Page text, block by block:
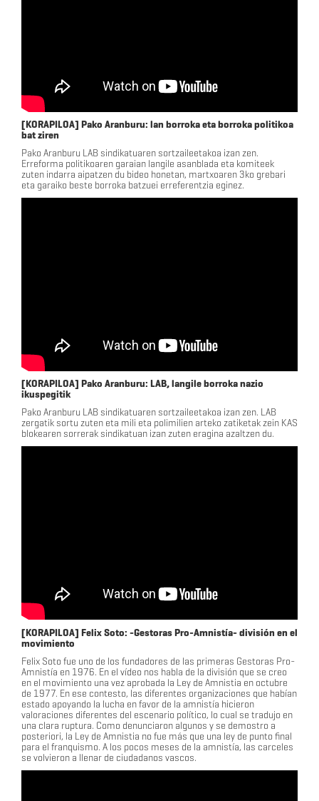
[KORAPILOA] Pako Aranburu: lan borroka eta borroka politikoa
bat ziren
Pako Aranburu LAB sindikatuaren sortzaileetakoa izan zen.
Erreforma politikoaren garaian langile asanblada eta komiteek
zuten indarra aipatzen du bideo honetan, martxoaren 3ko grebari
eta garaiko beste borroka batzuei erreferentzia eginez.
[KORAPILOA] Pako Aranburu: LAB, langile borroka nazio
ikuspegitik
Pako Aranburu LAB sindikatuaren sortzaileetakoa izan zen. LAB
zergatik sortu zuten eta mili eta polimilien arteko zatiketak zein KAS
blokearen sorrerak sindikatuan izan zuten eragina azaltzen du.
[KORAPILOA] Felix Soto: -Gestoras Pro-Amnistía- división en el
movimiento
Felix Soto fue uno de los fundadores de las primeras Gestoras Pro-
Amnistía en 1976. En el vídeo nos habla de la división que se creo
en el movimiento una vez aprobada la Ley de Amnistia en octubre
de 1977. En ese contesto, las diferentes organizaciones que habían
estado apoyando la lucha en favor de la amnistía hicieron
valoraciones diferentes del escenario político, lo cual se tradujo en
una clara ruptura. Como denunciaron algunos y se demostro a
posteriori, la Ley de Amnistia no fue más que una ley de punto final
para el franquismo. A los pocos meses de la amnistía, las carceles
se volvieron a llenar de ciudadanos vascos.